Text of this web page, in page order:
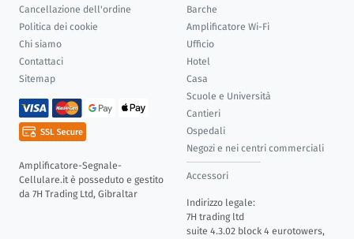
Cancellazione dell'ordine
Politica dei cookie
Chi siamo
Contattaci
Sitemap
Amplificatore-Segnale-
Cellulare.it è posseduto e gestito
da 7H Trading Ltd, Gibraltar
Barche
Amplificatore Wi-Fi
Ufficio
Hotel
Casa
Scuole e Università
Cantieri
Ospedali
Negozi e nei centri commerciali
Accessori
Indirizzo legale:
7H trading ltd
suite 4.3.02 block 4 eurotowers,